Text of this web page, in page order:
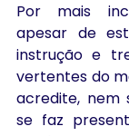
Por mais
apesar de
instrução e
vertentes do
acredite, nem
se faz